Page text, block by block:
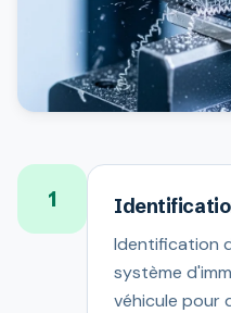
1
Identification
système
véhicule pour